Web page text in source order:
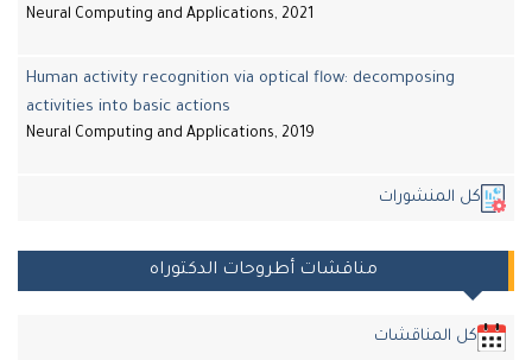
Neural Computing and Applications, 2021
Human activity recognition via optical flow: decomposing
activities into basic actions
Neural Computing and Applications, 2019
كل المنشورات
مناقشات أطروحات الدكتوراه
كل المناقشات